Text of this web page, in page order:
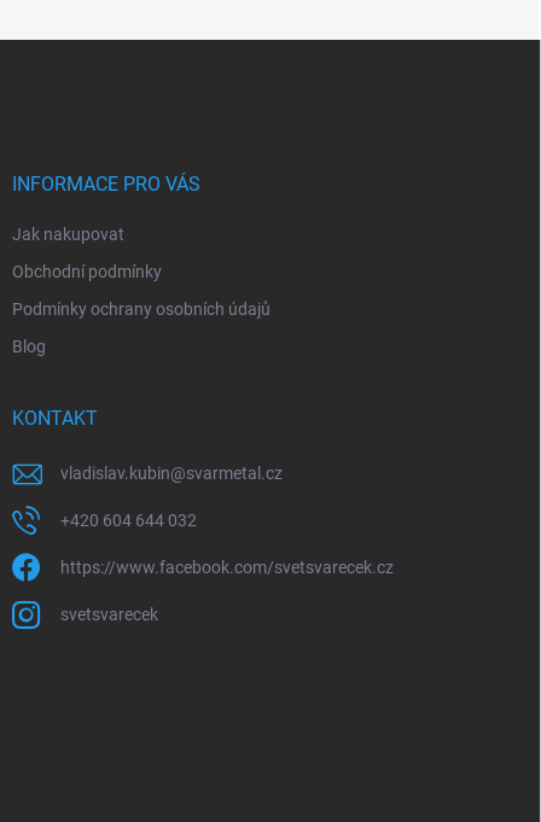
INFORMACE PRO VÁS
Jak nakupovat
Obchodní podmínky
Podmínky ochrany osobních údajů
Blog
KONTAKT
vladislav.kubin@svarmetal.cz
+420 604 644 032
https://www.facebook.com/svetsvarecek.cz
svetsvarecek